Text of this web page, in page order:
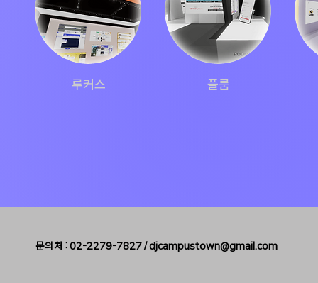
루커스 플룸
문의처 : 02-2279-7827 /djcampustown@gmail.com